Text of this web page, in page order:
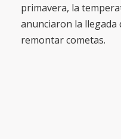
primavera, la
anunciaron la llegada
remontar cometas.